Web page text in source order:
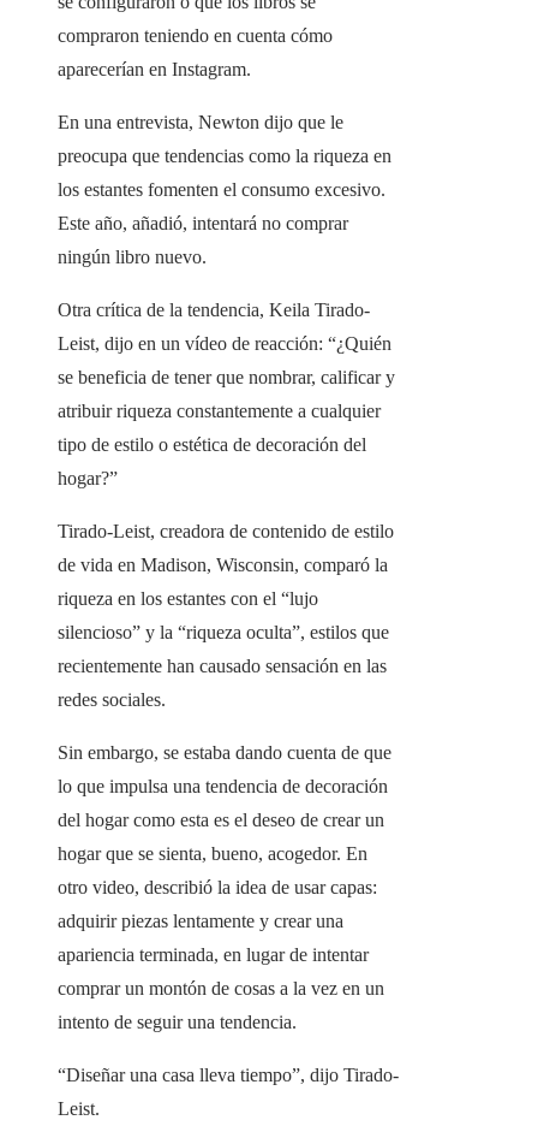
compraron teniendo en cuenta cómo
aparecerían en Instagram.
En una entrevista, Newton dijo que le
preocupa que tendencias como la riqueza en
los estantes fomenten el consumo excesivo.
Este año, añadió, intentará no comprar
ningún libro nuevo.
Otra crítica de la tendencia, Keila Tirado-
Leist, dijo en un vídeo de reacción: “¿Quién
se beneficia de tener que nombrar, calificar y
atribuir riqueza constantemente a cualquier
tipo de estilo o estética de decoración del
hogar?”
Tirado-Leist, creadora de contenido de estilo
de vida en Madison, Wisconsin, comparó la
riqueza en los estantes con el “lujo
silencioso” y la “riqueza oculta”, estilos que
recientemente han causado sensación en las
redes sociales.
Sin embargo, se estaba dando cuenta de que
lo que impulsa una tendencia de decoración
del hogar como esta es el deseo de crear un
hogar que se sienta, bueno, acogedor. En
otro video, describió la idea de usar capas:
adquirir piezas lentamente y crear una
apariencia terminada, en lugar de intentar
comprar un montón de cosas a la vez en un
intento de seguir una tendencia.
“Diseñar una casa lleva tiempo”, dijo Tirado-
Leist.